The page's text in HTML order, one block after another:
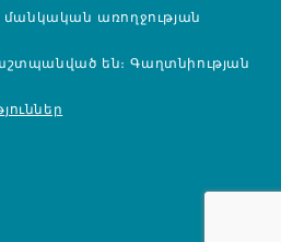
մանկական առողջության
են։Գաղտնիության